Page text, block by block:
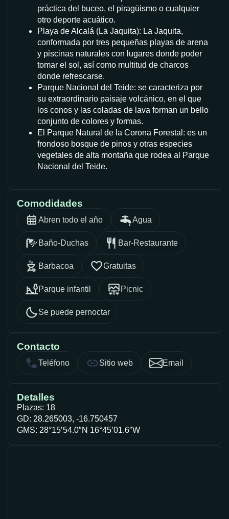
práctica del buceo, el piragüismo o cualquier
otro deporte acuático.
Playa de Alcalá (La Jaquita): La Jaquita,
conformada por tres pequeñas playas de arena
y piscinas naturales con lugares donde poder
tomar el sol, así como multitud de charcos
donde refrescarse.
Parque Nacional del Teide: se caracteriza por
su extraordinario paisaje volcánico, en el que
los conos y las coladas de lava forman un bello
conjunto de colores y formas.
El Parque Natural de la Corona Forestal: es un
frondoso bosque de pinos y otras especies
vegetales de alta montaña que rodea al Parque
Nacional del Teide.
Comodidades
Abren todo el año Agua
Baño-Duchas Bar-Restaurante
Barbacoa Gratuitas
Parque infantil Picnic
Se puede pernoctar
Contacto
Teléfono Sitio web Email
Detalles
Plazas: 18
GD: 28.265003, -16.750457
GMS: 28°15’54.0″N 16°45’01.6″W